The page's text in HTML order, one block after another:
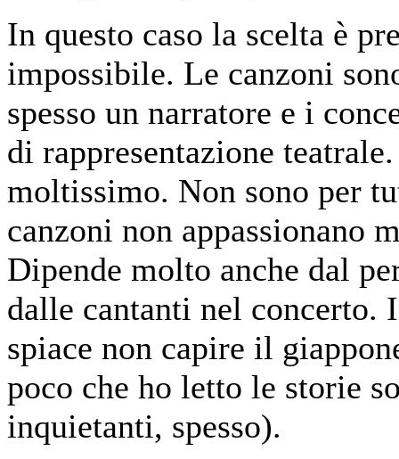
In questo caso la scelta è
impossibile. Le canzoni
spesso un narratore e i
di rappresentazione
moltissimo. Non sono per
canzoni non appassionano
Dipende molto anche dal
dalle cantanti nel concerto.
spiace non capire il
poco che ho letto le storie
inquietanti, spesso).